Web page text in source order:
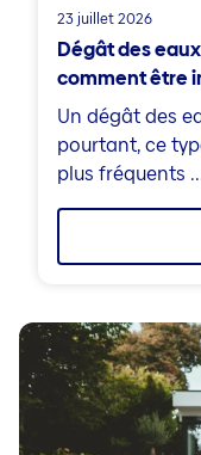
23 juillet 2026
Dégât des
comment être
Un dégât des
pourtant, ce
plus fréquents